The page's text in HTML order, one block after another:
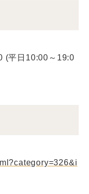
(平日10:00～19:0